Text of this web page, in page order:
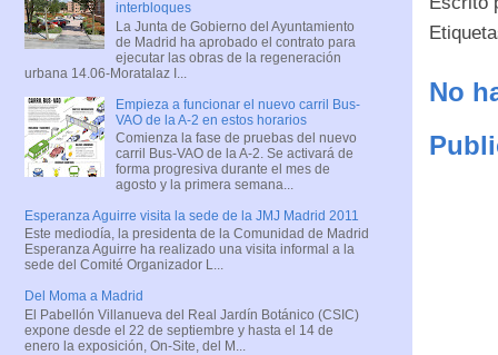
No
interbloques
La Junta de Gobierno del Ayuntamiento
de Madrid ha aprobado el contrato para
ejecutar las obras de la regeneración
urbana 14.06-Moratalaz I...
Empieza a funcionar el nuevo carril Bus-
VAO de la A-2 en estos horarios
Comienza la fase de pruebas del nuevo
carril Bus-VAO de la A-2. Se activará de
forma progresiva durante el mes de
agosto y la primera semana...
Esperanza Aguirre visita la sede de la JMJ Madrid 2011
Este mediodía, la presidenta de la Comunidad de Madrid
Esperanza Aguirre ha realizado una visita informal a la
sede del Comité Organizador L...
Del Moma a Madrid
El Pabellón Villanueva del Real Jardín Botánico (CSIC)
expone desde el 22 de septiembre y hasta el 14 de
enero la exposición, On-Site, del M...